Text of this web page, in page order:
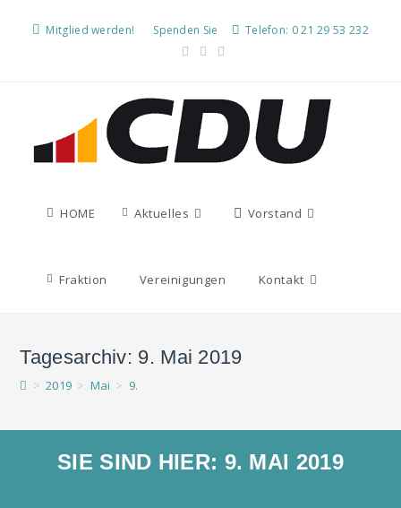
Mitglied werden! Spenden Sie Telefon: 0 21 29 53 232
HOME Aktuelles Vorstand
Fraktion Vereinigungen Kontakt
Tagesarchiv: 9. Mai 2019
> 2019 > Mai > 9.
SIE SIND HIER: 9. MAI 2019